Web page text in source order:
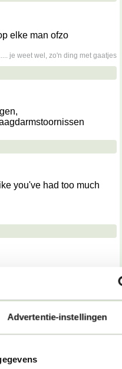
Advertentie-instellingen
elke man ofzo
je weet wel, zo'n ding met gaatjes
you've had too much
CDM #04] The
positie op de twee